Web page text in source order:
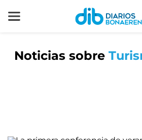
Noticias sobre